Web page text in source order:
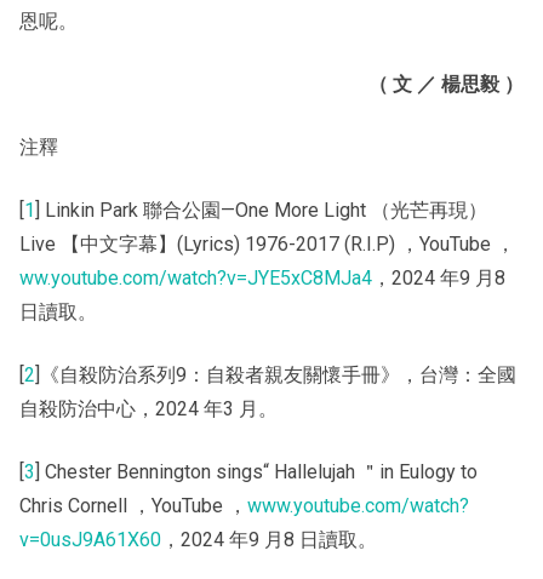
恩呢。
（ 文 ／ 楊思毅 ）
️注釋
[1] Linkin Park 聯合公園—One More Light （光芒再現）
Live 【中文字幕】(Lyrics) 1976-2017 (R.I.P) ，YouTube ，
ww.youtube.com/watch?v=JYE5xC8MJa4 ，2024 年9 月8
日讀取。
[2]《自殺防治系列9：自殺者親友關懷手冊》，台灣：全國
自殺防治中心，2024 年3 月。
[3] Chester Bennington sings“ Hallelujah ＂in Eulogy to
Chris Cornell ，YouTube ， www.youtube.com/watch?
v=0usJ9A61X60 ，2024 年9 月8 日讀取。